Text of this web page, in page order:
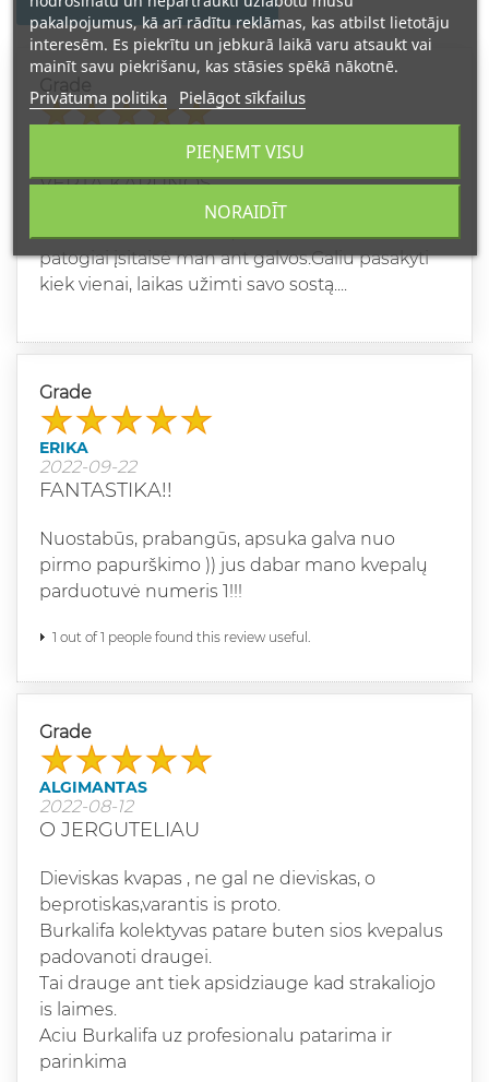
VERTA KARŪNOS
patogiai įsitaisė man ant galvos.Galiu pasakyti
kiek vienai, laikas užimti savo sostą....
Grade
ERIKA
2022-09-22
FANTASTIKA!!
Nuostabūs, prabangūs, apsuka galva nuo
pirmo papurškimo )) jus dabar mano kvepalų
parduotuvė numeris 1!!!
1 out of 1 people found this review useful.
Grade
ALGIMANTAS
2022-08-12
O JERGUTELIAU
Dieviskas kvapas , ne gal ne dieviskas, o
beprotiskas,varantis is proto.
Burkalifa kolektyvas patare buten sios kvepalus
padovanoti draugei.
Tai drauge ant tiek apsidziauge kad strakaliojo
is laimes.
Aciu Burkalifa uz profesionalu patarima ir
parinkima
pakalpojumus, kā arī rādītu reklāmas, kas atbilst lietotāju
interesēm. Es piekrītu un jebkurā laikā varu atsaukt vai
mainīt savu piekrišanu, kas stāsies spēkā nākotnē.
Privātuma politika Pielāgot sīkfailus
NORAIDĪT
PIEŅEMT VISU